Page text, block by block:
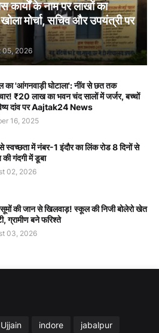
कार्यों के नाम पर लाखों का
मोर्चा, सचिव और उपयंत्री पर
05, 2026
का 'आंगनवाड़ी घोटाला': नींव से छत तक
₹20 लाख का भवन चंद सालों में जर्जर, बच्चों
दांव पर Aajtak24 News
16, 2025
स्वच्छता में नंबर-1 इंदौर का लिंक रोड 8 दिनों से
गंदगी में डूबा
02, 2026
की जान से खिलवाड़! स्कूल की निजी बोलेरो खेत
ग्रामीण बने फरिश्ते
03, 2026
Ujjain indore jabalpur